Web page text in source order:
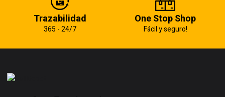
Trazabilidad
365 - 24/7
One Stop Shop
Fácil y seguro!